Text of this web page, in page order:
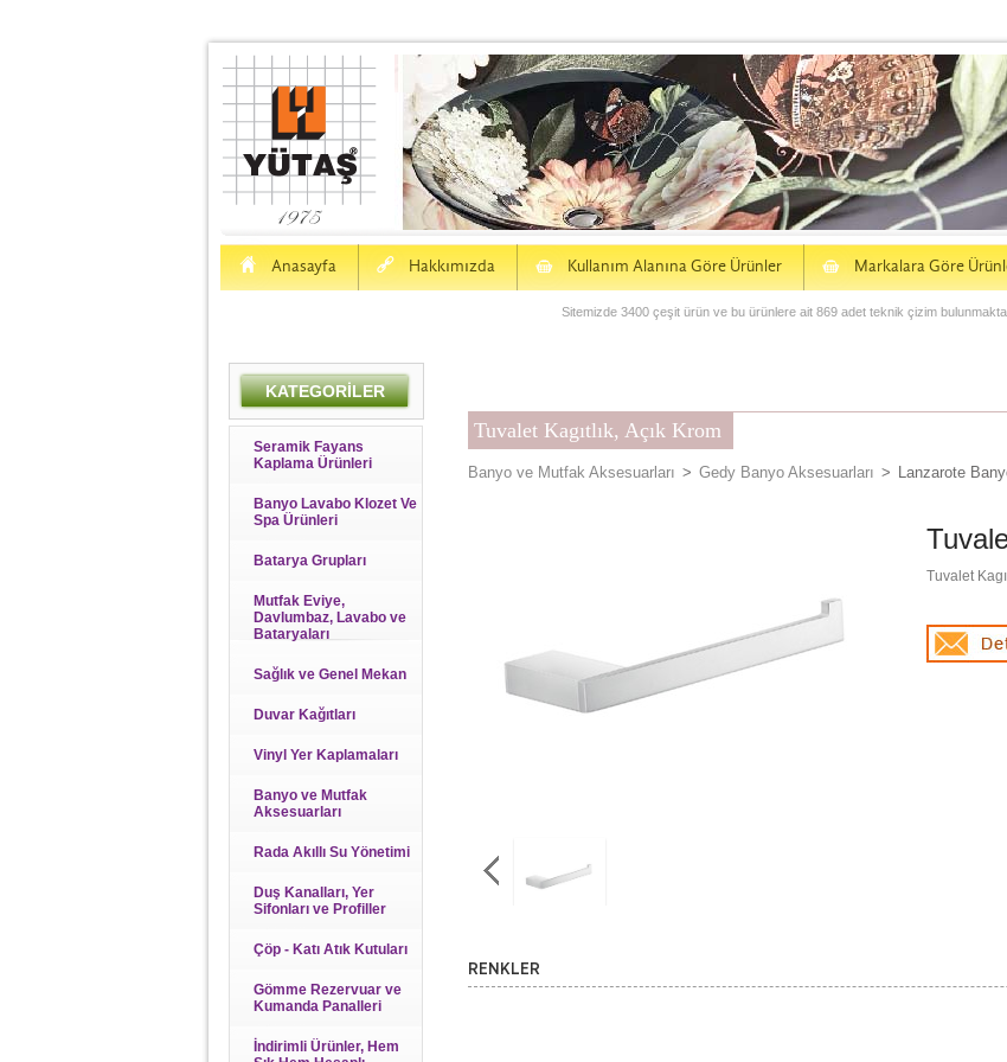
Anasayfa
H Hakkımızda
a Kullanım Alanına Göre Ürünler
S Markalara Göre
S
Sitemizde 3400 çeşit ürün ve bu ürünlere ait 869 adet teknik çizim
KATEGORİLER
Seramik Fayans
Kaplama Ürünleri
Banyo Lavabo Klozet Ve
Spa Ürünleri
Batarya Grupları
Mutfak Eviye,
Davlumbaz, Lavabo ve
Bataryaları
Sağlık ve Genel Mekan
Duvar Kağıtları
Vinyl Yer Kaplamaları
Banyo ve Mutfak
Aksesuarları
Rada Akıllı Su Yönetimi
Duş Kanalları, Yer
Sifonları ve Profiller
Çöp - Katı Atık Kutuları
Gömme Rezervuar ve
Kumanda Panalleri
İndirimli Ürünler, Hem
Tuvalet Kagıtlık, Açık Krom
Banyo ve Mutfak Aksesuarları > Gedy Banyo Aksesuarları > Lanzarote
Tuvalet
RENKLER